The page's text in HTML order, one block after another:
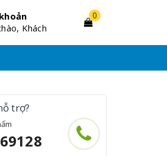
Khách
0
trợ?